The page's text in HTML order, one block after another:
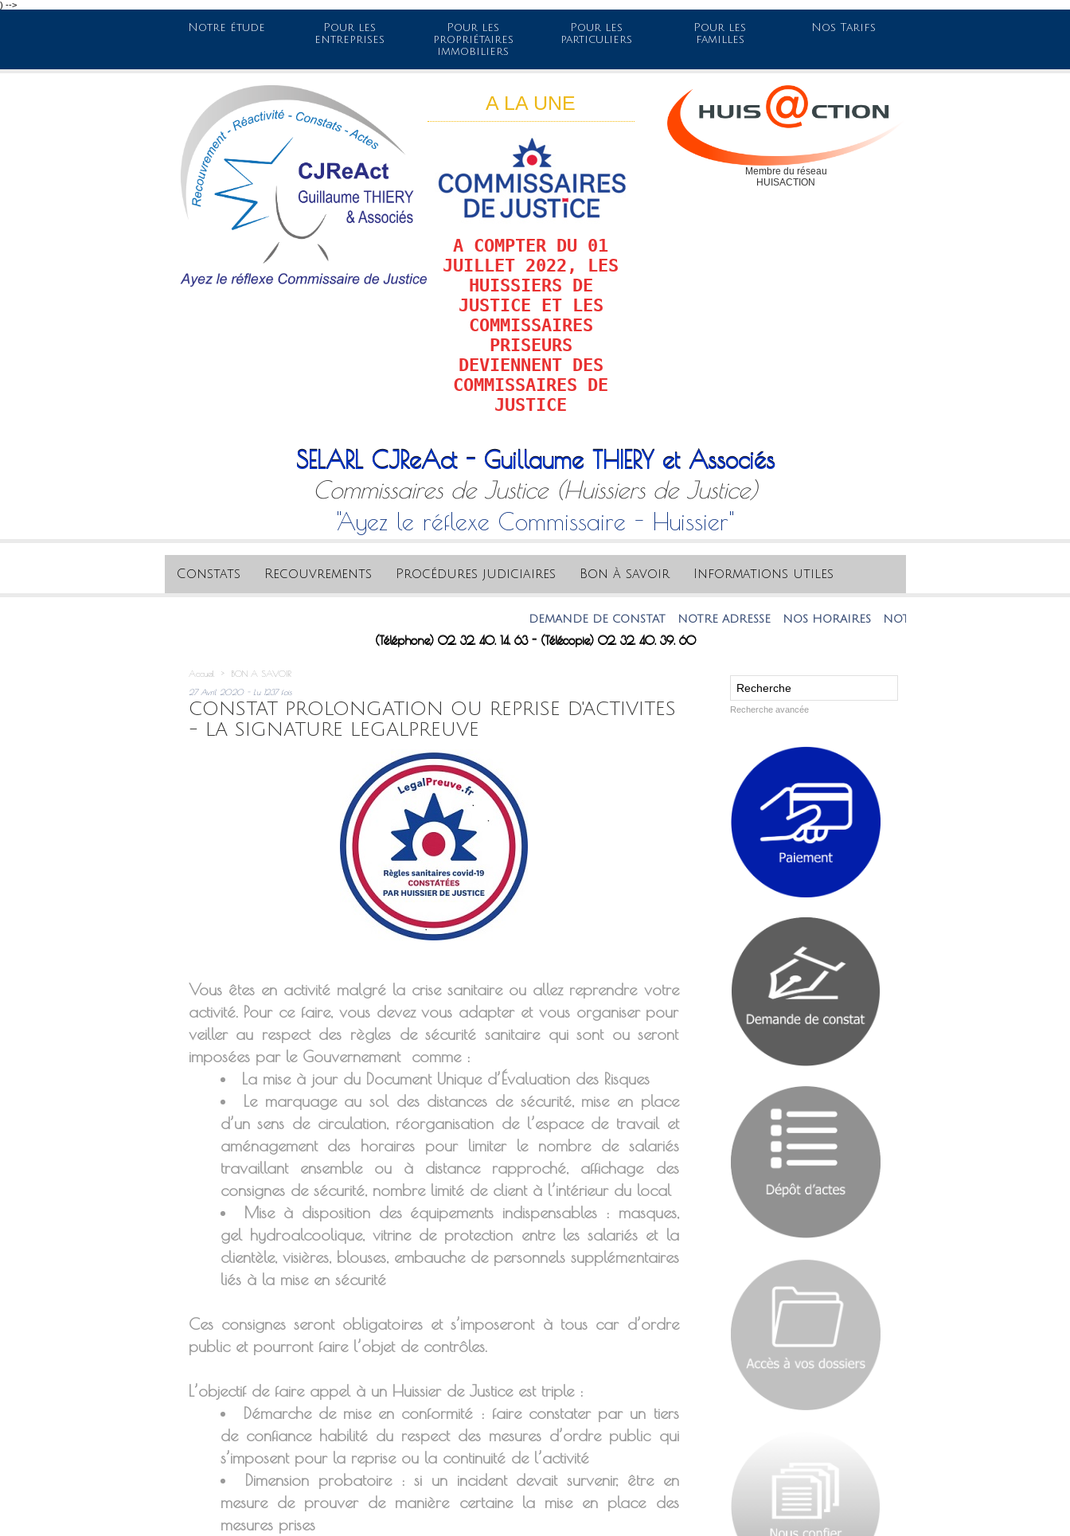
) -->
Notre étude
Pour les
entreprises
Pour les
propriétaires
immobiliers
Pour les
particuliers
Pour les
familles
Nos Tarifs
A LA UNE
A COMPTER DU 01
JUILLET 2022, LES
HUISSIERS DE
JUSTICE ET LES
COMMISSAIRES
PRISEURS
DEVIENNENT DES
COMMISSAIRES DE
JUSTICE
Membre du réseau
HUISACTION
SELARL CJReAct - Guillaume THIERY et Associés
Commissaires de Justice (Huissiers de Justice)
"Ayez le réflexe Commissaire - Huissier"
Constats Recouvrements Procédures judiciaires Bon à savoir Informations utiles
DEMANDE DE CONSTAT NOTRE ADRESSE NOS HORAIRES NOTRE MAIL NOTRE TÉLÉPHONE
(Téléphone) 02. 32. 40. 14. 63 - (Télécopie) 02. 32. 40. 39. 60
Accueil > BON A SAVOIR
27 Avril 2020 - Lu 1237 fois
CONSTAT PROLONGATION OU REPRISE D'ACTIVITES
- LA SIGNATURE LEGALPREUVE
Vous êtes en activité malgré la crise sanitaire ou allez reprendre votre
activité. Pour ce faire, vous devez vous adapter et vous organiser pour
veiller au respect des règles de sécurité sanitaire qui sont ou seront
imposées par le Gouvernement comme :
La mise à jour du Document Unique d’Évaluation des Risques
Le marquage au sol des distances de sécurité, mise en place
d’un sens de circulation, réorganisation de l’espace de travail et
aménagement des horaires pour limiter le nombre de salariés
travaillant ensemble ou à distance rapproché, affichage des
consignes de sécurité, nombre limité de client à l’intérieur du local
Mise à disposition des équipements indispensables : masques,
gel hydroalcoolique, vitrine de protection entre les salariés et la
clientèle, visières, blouses, embauche de personnels supplémentaires
liés à la mise en sécurité
Ces consignes seront obligatoires et s’imposeront à tous car d’ordre
public et pourront faire l’objet de contrôles.
L’objectif de faire appel à un Huissier de Justice est triple :
Démarche de mise en conformité : faire constater par un tiers
de confiance habilité du respect des mesures d’ordre public qui
s’imposent pour la reprise ou la continuité de l’activité
Dimension probatoire : si un incident devait survenir, être en
mesure de prouver de manière certaine la mise en place des
mesures prises
Recherche avancée